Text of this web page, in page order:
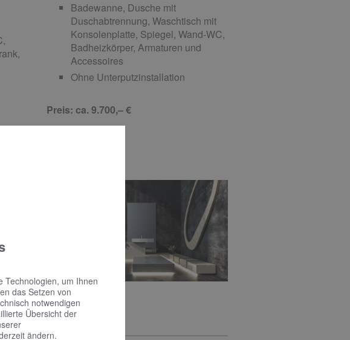
Badewanne, Dusche mit
Duschabtrennung, Waschtisch mit
Konsolenplatte, Spiegel, Wand-WC,
Badheizkörper, Armaturen und
Accessoires
Ohne Unterputzinstallation
Preis: ca. 9.700,– €
DESIGNBAD
Technologien, um Ihnen
das Setzen von
notwendigen
Übersicht der
ändern.